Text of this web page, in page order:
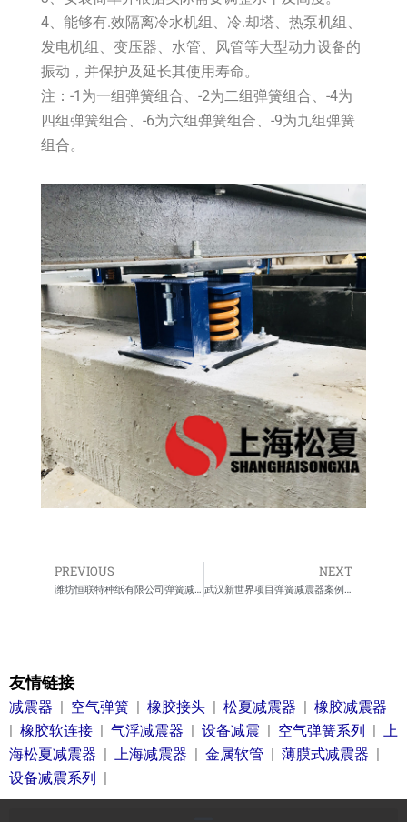
4、能够有.效隔离冷水机组、冷.却塔、热泵机组、
发电机组、变压器、水管、风管等大型动力设备的
振动，并保护及延长其使用寿命。
注：-1为一组弹簧组合、-2为二组弹簧组合、-4为
四组弹簧组合、-6为六组弹簧组合、-9为九组弹簧
组合。
Prev
PREVIOUS NEXT
友情链接
减震器 | 空气弹簧 | 橡胶接头 | 松夏减震器 | 橡胶减震器
| 橡胶软连接 | 气浮减震器 | 设备减震 | 空气弹簧系列 | 上
海松夏减震器 | 上海减震器 | 金属软管 | 薄膜式减震器 |
设备减震系列 |